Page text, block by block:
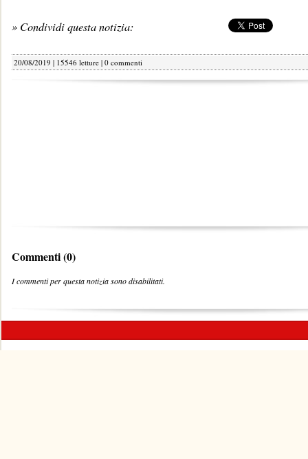
» Condividi questa notizia:
20/08/2019 | 15546 letture | 0 commenti
Commenti (0)
I commenti per questa notizia sono disabilitati.